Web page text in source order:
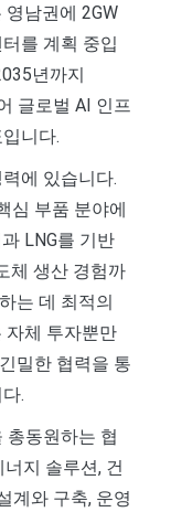
남권에 2GW
를 계획 중입
년까지
글로벌 AI 인프
니다.
에 있습니다.
심 부품 분야에
LNG를 기반
체 생산 경험까
는 데 최적의
자체 투자뿐만
밀한 협력을 통
.
총동원하는 협
지 솔루션, 건
계와 구축, 운영